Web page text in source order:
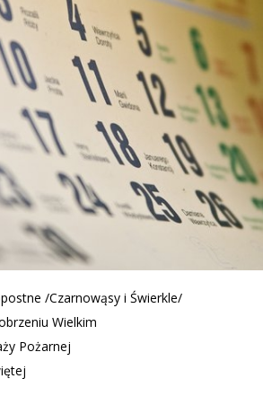
/Czarnowąsy i Świerkle/
Wielkim
Pożarnej